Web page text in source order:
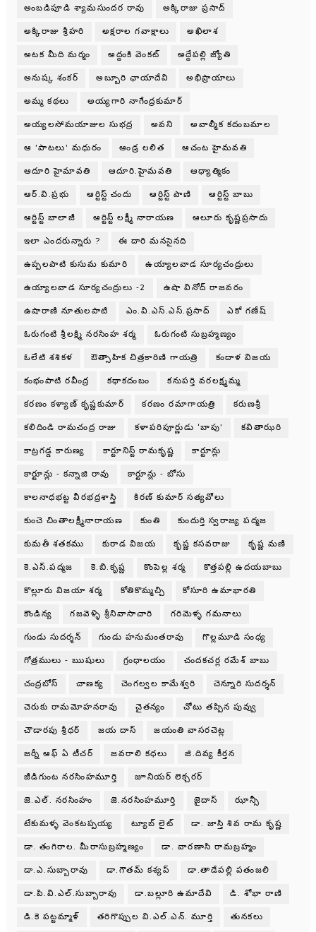
అంబడిపూడి శ్యామసుందర రావు అక్కిరాజు ప్రసాద్
అక్కిరాజు శ్రీహరి అక్షరాల గవాక్షాలు అఖిలాశ
అటక మీది మర్మం అద్దంకి వెంకట్ అద్దేపల్లి జ్యోతి
అనుష్క శంకర్ అబ్బూరి ఛాయాదేవి అభిప్రాయాలు
అమ్మ కథలు అయ్యగారి నాగేంద్రకుమార్
అయ్యలసోమయాజుల సుభద్ర అవని అవాల్మీక కదంబమాల
ఆ 'పాటలు' మధురం ఆండ్ర లలిత ఆచంట హైమవతి
ఆదూరి హైమావతి ఆదూరి.హైమవతి ఆధ్యాత్మికం
ఆర్.వి.ప్రభు ఆర్టిస్ట్ చందు ఆర్టిస్ట్ పాణి ఆర్టిస్ట్ బాబు
ఆర్టిస్ట్ బాలాజీ ఆర్టిస్ట్ లక్ష్మీ నారాయణ ఆలూరు కృష్ణప్రసాదు
ఇలా ఎందరున్నారు ? ఈ దారి మనసైనది
ఉప్పలపాటి కుసుమ కుమారి ఉయ్యాలవాడ సూర్యచంద్రులు
ఉయ్యాలవాడ సూర్యచంద్రులు -2 ఉషా వినోద్ రాజవరం
ఉషారాణి నూతులపాటి ఎం.వి.ఎస్.ఎస్.ప్రసాద్ ఎకో గణేష్
ఓరుగంటి శ్రీలక్ష్మి నరసింహ శర్మ ఓరుగంటి సుబ్రహ్మణ్యం
ఓలేటి శశికళ ఔత్సాహిక చిత్రకారిణి గాయత్రి కందాళ విజయ
కంభంపాటి రవీంద్ర కథాకదంబం కనుపర్తి వరలక్ష్మమ్మ
కరణం కళ్యాణ్ కృష్ణకుమార్ కరణం రమాగాయత్రి కరుణశ్రీ
కలిదిండి రామచంద్ర రాజు కళాపరిపూర్ణుడు ‘బాపు’ కవితాఝరి
కాట్రగడ్డ కారుణ్య కార్టూనిస్ట్ రామకృష్ణ కార్టూన్లు
కార్టూన్లు - కన్నాజి రావు కార్టూన్లు - బోసు
కాలనాధభట్ట వీరభద్రశాస్త్రి కిరణ్ కుమార్ సత్యవోలు
కుంచె చింతాలక్ష్మీనారాయణ కుంతి కుందుర్తి స్వరాజ్య పద్మజ
కుమతీ శతకము కురాడ విజయ కృష్ణ కసవరాజు కృష్ణ మణి
కె.ఎస్.పద్మజ కె.బి.కృష్ణ కొంపెల్ల శర్మ కొత్తపల్లి ఉదయబాబు
కొల్లూరు విజయా శర్మ కోతికొమ్మచ్చి కోసూరి ఉమాభారతి
కౌండిన్య గజవెళ్ళి శ్రీనివాసాచారి గరిమెళ్ళ గమనాలు
గుండు సుదర్శన్ గుండు హనుమంతరావు గొల్లమూడి సంధ్య
గోత్రములు - ఋషులు గ్రంధాలయం చందకచర్ల రమేశ్ బాబు
చంద్రబోస్ చాణక్య చెంగల్వల కామేశ్వరి చెన్నూరి సుదర్శన్
చెరుకు రామమోహనరావు చైతన్యం చోటు తప్పిన పువ్వు
చౌడారపు శ్రీధర్ జయ దాస్ జయంతి వాసరచెట్ల
జర్నీ ఆఫ్ ఏ టీచర్ జవరాలి కధలు జి.దివ్య కీర్తన
జీడిగుంట నరసింహమూర్తి జూనియర్ లెక్చరర్
జె.ఎల్. నరసింహం జె.నరసింహమూర్తి జైదాస్ ఝాన్సీ
టేకుమళ్ళ వెంకటప్పయ్య ట్యూబ్ లైట్ డా. జాస్తి శివ రామ కృష్ణ
డా. తంగిరాల. మీరాసుబ్రహ్మణ్యం డా. వారణాసి రామబ్రహ్మం
డా.ఎ.సుబ్బారావు డా.గౌతమ్ కశ్యప్ డా.తాడేపల్లి పతంజలి
డా.పి.వి.ఎల్.సుబ్బారావు డా.బల్లూరి ఉమాదేవి డి. శోభా రాణి
డి.కె పట్టమ్మాళ్ తరిగొప్పుల వి.ఎల్.ఎన్. మూర్తి తునకలు